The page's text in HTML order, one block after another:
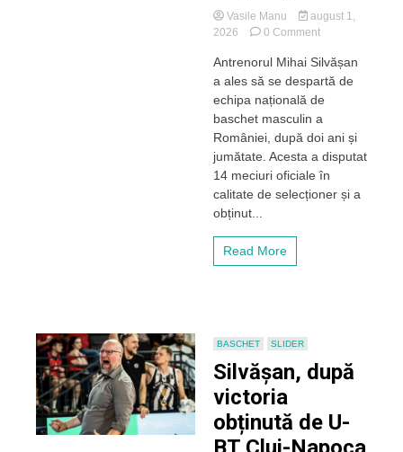
Vasile Manu
august 1,
2026
0 Commenton
Silvășan
a
părăsit
de
baschet
a
României,
Antrenorul Mihai Silvășan
a ales să se despartă de
echipa națională de
baschet masculin a
României, după doi ani și
jumătate. Acesta a disputat
14 meciuri oficiale în
calitate de selecționer și a
obținut...
Read More
BASCHET SLIDER
Silvășan, după
victoria
obținută de U-